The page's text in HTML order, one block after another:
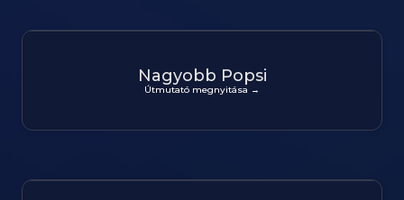
Nagyobb Popsi
Útmutató megnyitása →